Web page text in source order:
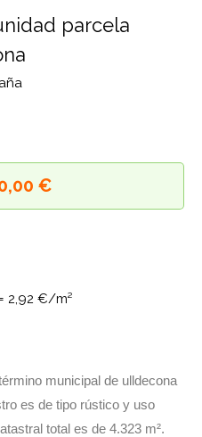
parcela
€
2,92 €/m²
municipal de ulldecona
es de tipo rústico y uso
total es de 4.323 m².